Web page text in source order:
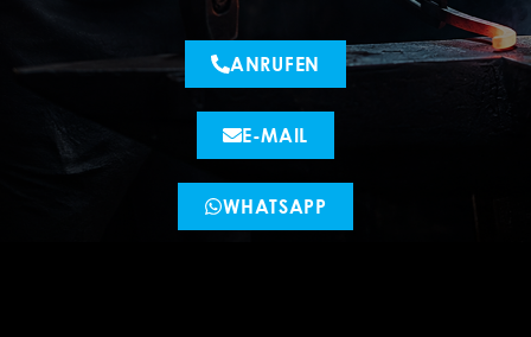
ANRUFEN
E-MAIL
WHATSAPP